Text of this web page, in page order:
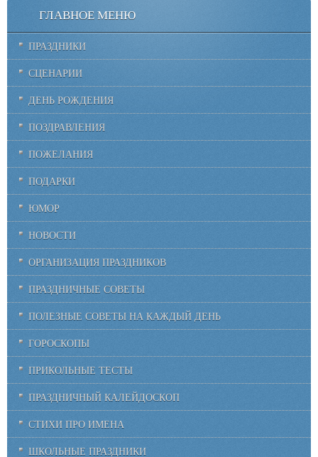
ГЛАВНОЕ МЕНЮ
ПРАЗДНИКИ
СЦЕНАРИИ
ДЕНЬ РОЖДЕНИЯ
ПОЗДРАВЛЕНИЯ
ПОЖЕЛАНИЯ
ПОДАРКИ
ЮМОР
НОВОСТИ
ОРГАНИЗАЦИЯ ПРАЗДНИКОВ
ПРАЗДНИЧНЫЕ СОВЕТЫ
ПОЛЕЗНЫЕ СОВЕТЫ НА КАЖДЫЙ ДЕНЬ
ГОРОСКОПЫ
ПРИКОЛЬНЫЕ ТЕСТЫ
ПРАЗДНИЧНЫЙ КАЛЕЙДОСКОП
СТИХИ ПРО ИМЕНА
ШКОЛЬНЫЕ ПРАЗДНИКИ